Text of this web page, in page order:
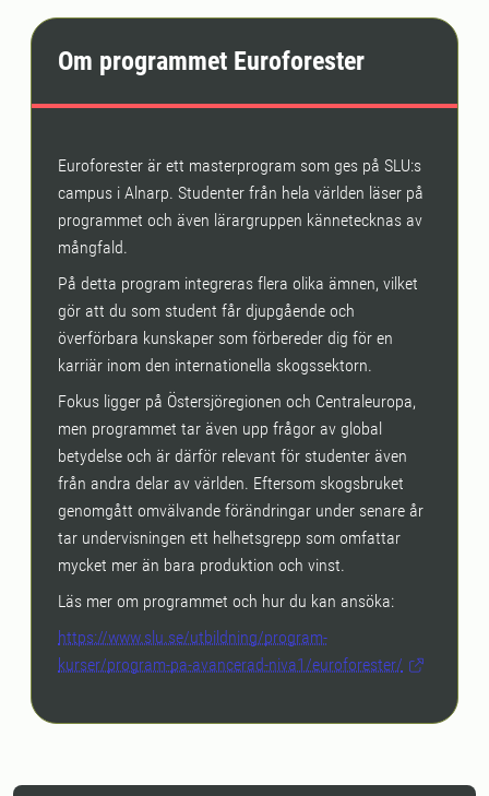
Om programmet Euroforester
Euroforester är ett masterprogram som ges på SLU:s
campus i Alnarp. Studenter från hela världen läser på
programmet och även lärargruppen kännetecknas av
mångfald.
På detta program integreras flera olika ämnen, vilket
gör att du som student får djupgående och
överförbara kunskaper som förbereder dig för en
karriär inom den internationella skogssektorn.
Fokus ligger på Östersjöregionen och Centraleuropa,
men programmet tar även upp frågor av global
betydelse och är därför relevant för studenter även
från andra delar av världen. Eftersom skogsbruket
genomgått omvälvande förändringar under senare år
tar undervisningen ett helhetsgrepp som omfattar
mycket mer än bara produktion och vinst.
Läs mer om programmet och hur du kan ansöka:
https://www.slu.se/utbildning/program-
kurser/program-pa-avancerad-niva1/euroforester/